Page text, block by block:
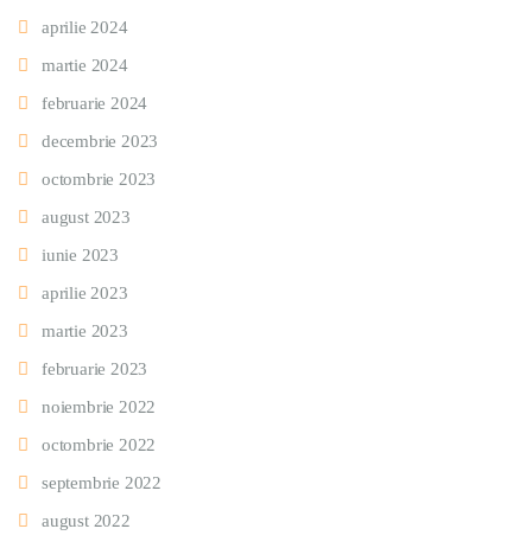
aprilie 2024
martie 2024
februarie 2024
decembrie 2023
octombrie 2023
august 2023
iunie 2023
aprilie 2023
martie 2023
februarie 2023
noiembrie 2022
octombrie 2022
septembrie 2022
august 2022